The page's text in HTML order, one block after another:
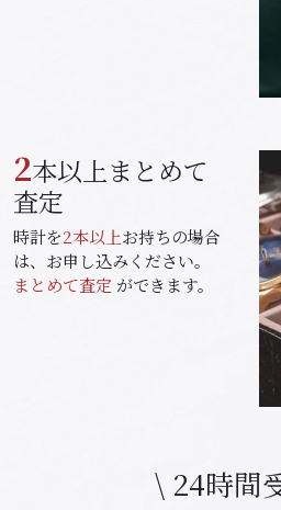
2本以上まとめて
査定
時計を2本以上お持ちの場合
は、お申し込みください。
まとめて査定 ができます。
\ 24時間